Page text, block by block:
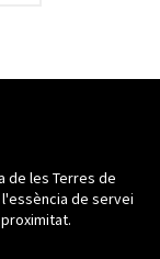
de les Terres de
de servei